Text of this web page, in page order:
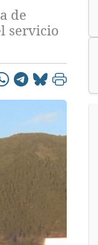
de
servicio